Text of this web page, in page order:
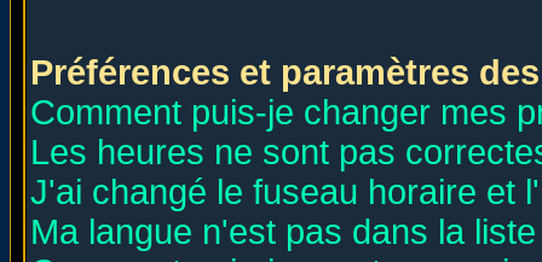
Préférences et paramètres
Comment puis-je changer mes
Les heures ne sont pas
J'ai changé le fuseau horaire et
Ma langue n'est pas dans la